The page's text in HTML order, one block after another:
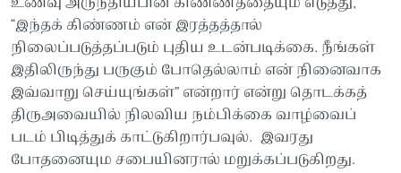
“இந்தக் கிண்ணம் என் இரத்தத்தால்
நிலைப்படுத்தப்படும் புதிய உடன்படிக்கை. நீங்கள்
இதிலிருந்து பருகும் போதெல்லாம் என் நினைவாக
இவ்வாறு செய்யுங்கள்” என்றார் என்று தொடக்கத்
திருஅவையில் நிலவிய நம்பிக்கை வாழ்வைப்
படம் பிடித்துக் காட்டுகிறார்பவுல். இவரது
போதனையும சபையினரால் மறுக்கப்படுகிறது.